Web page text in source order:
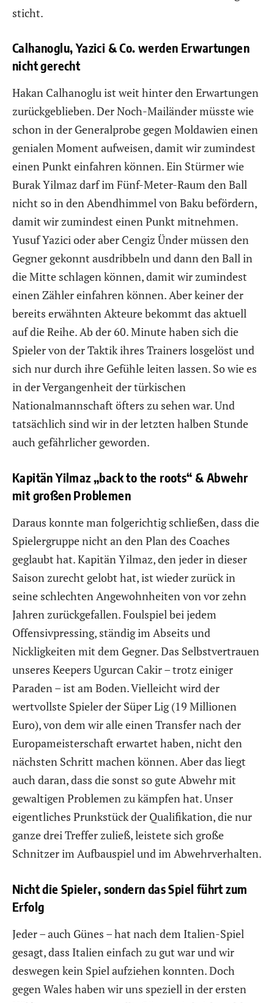
sticht.
Calhanoglu, Yazici & Co. werden Erwartungen
nicht gerecht
Hakan Calhanoglu ist weit hinter den Erwartungen
zurückgeblieben. Der Noch-Mailänder müsste wie
schon in der Generalprobe gegen Moldawien einen
genialen Moment aufweisen, damit wir zumindest
einen Punkt einfahren können. Ein Stürmer wie
Burak Yilmaz darf im Fünf-Meter-Raum den Ball
nicht so in den Abendhimmel von Baku befördern,
damit wir zumindest einen Punkt mitnehmen.
Yusuf Yazici oder aber Cengiz Ünder müssen den
Gegner gekonnt ausdribbeln und dann den Ball in
die Mitte schlagen können, damit wir zumindest
einen Zähler einfahren können. Aber keiner der
bereits erwähnten Akteure bekommt das aktuell
auf die Reihe. Ab der 60. Minute haben sich die
Spieler von der Taktik ihres Trainers losgelöst und
sich nur durch ihre Gefühle leiten lassen. So wie es
in der Vergangenheit der türkischen
Nationalmannschaft öfters zu sehen war. Und
tatsächlich sind wir in der letzten halben Stunde
auch gefährlicher geworden.
Kapitän Yilmaz „back to the roots“ & Abwehr
mit großen Problemen
Daraus konnte man folgerichtig schließen, dass die
Spielergruppe nicht an den Plan des Coaches
geglaubt hat. Kapitän Yilmaz, den jeder in dieser
Saison zurecht gelobt hat, ist wieder zurück in
seine schlechten Angewohnheiten von vor zehn
Jahren zurückgefallen. Foulspiel bei jedem
Offensivpressing, ständig im Abseits und
Nickligkeiten mit dem Gegner. Das Selbstvertrauen
unseres Keepers Ugurcan Cakir – trotz einiger
Paraden – ist am Boden. Vielleicht wird der
wertvollste Spieler der Süper Lig (19 Millionen
Euro), von dem wir alle einen Transfer nach der
Europameisterschaft erwartet haben, nicht den
nächsten Schritt machen können. Aber das liegt
auch daran, dass die sonst so gute Abwehr mit
gewaltigen Problemen zu kämpfen hat. Unser
eigentliches Prunkstück der Qualifikation, die nur
ganze drei Treffer zuließ, leistete sich große
Schnitzer im Aufbauspiel und im Abwehrverhalten.
Nicht die Spieler, sondern das Spiel führt zum
Erfolg
Jeder – auch Günes – hat nach dem Italien-Spiel
gesagt, dass Italien einfach zu gut war und wir
deswegen kein Spiel aufziehen konnten. Doch
gegen Wales haben wir uns speziell in der ersten